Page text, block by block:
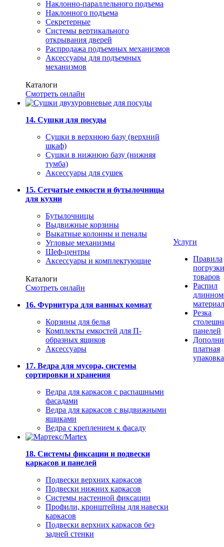
Наклонно-параллельного подъема
Наклонного подъема
Секретерные
Системы вертикального
открывания дверей
Распродажа подъемных механизмов
Аксессуары для подъемных
механизмов
Каталоги
Смотреть онлайн
14. Сушки для посуды
Сушки в верхнюю базу (верхний
шкаф)
Сушки в нижнюю базу (нижняя
тумба)
Аксессуары для сушек
15. Сетчатые емкости и бутылочницы
для кухни
Бутылочницы
Выдвижные корзины
Выкатные колонны и пеналы
Угловые механизмы
Шеф-центры
Аксессуары и комплектующие
Каталоги
Смотреть онлайн
16. Фурнитура для ванных комнат
Корзины для белья
Комплекты емкостей для П-
образных ящиков
Аксессуары
17. Ведра для мусора, системы
сортировки и хранения
Ведра для каркасов с распашными
фасадами
Ведра для каркасов с выдвижными
ящиками
Ведра с креплением к фасаду
18. Системы фиксации и подвески
каркасов и панелей
Подвески верхних каркасов
Подвески нижних каркасов
Системы настенной фиксации
Профили, кронштейны для навески
каркасов
Подвески верхних каркасов без
задней стенки
Услуги
Правила
погрузки
товаров
Распил
Резка
панелей
платная
упаковка